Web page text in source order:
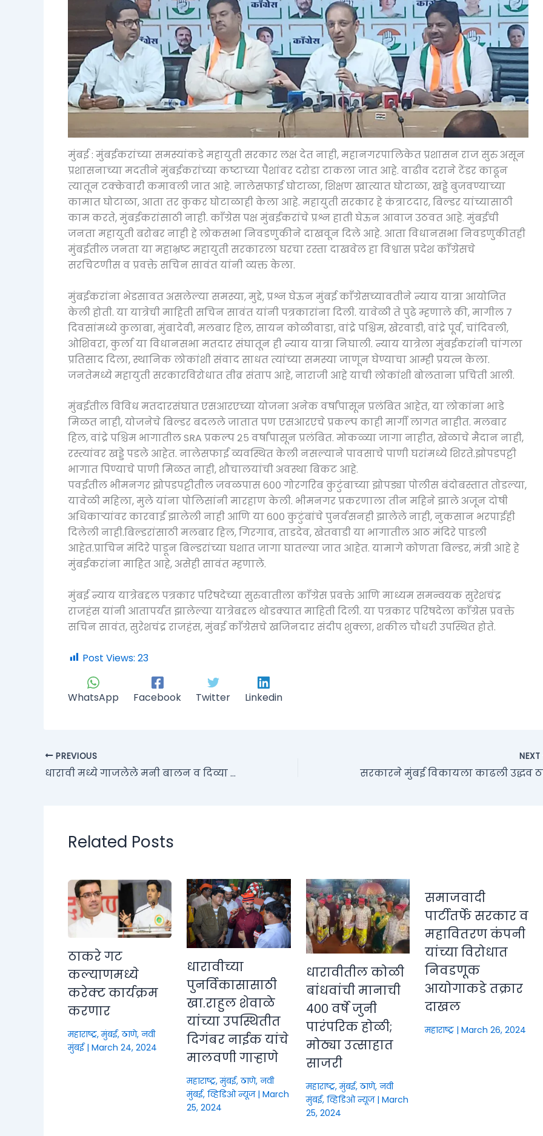
मुंबई : मुंबईकरांच्या समस्यांकडे महायुती सरकार लक्ष देत नाही, महानगरपालिकेत प्रशासन राज सुरु असून
प्रशासनाच्या मदतीने मुंबईकरांच्या कष्टाच्या पैशांवर दरोडा टाकला जात आहे. वाढीव दराने टेंडर काढून
त्यातून टक्केवारी कमावली जात आहे. नालेसफाई घोटाळा, शिक्षण खात्यात घोटाळा, खड्डे बुजवण्याच्या
कामात घोटाळा, आता तर कुकर घोटाळाही केला आहे. महायुती सरकार हे कंत्राटदार, बिल्डर यांच्यासाठी
काम करते, मुंबईकरांसाठी नाही. काँग्रेस पक्ष मुंबईकरांचे प्रश्न हाती घेऊन आवाज उठवत आहे. मुंबईची
जनता महायुती बरोबर नाही हे लोकसभा निवडणुकीने दाखवून दिले आहे. आता विधानसभा निवडणुकीतही
मुंबईतील जनता या महाभ्रष्ट महायुती सरकारला घरचा रस्ता दाखवेल हा विश्वास प्रदेश काँग्रेसचे
सरचिटणीस व प्रवक्ते सचिन सावंत यांनी व्यक्त केला.
मुंबईकरांना भेडसावत असलेल्या समस्या, मुद्दे, प्रश्न घेऊन मुंबई काँग्रेसच्यावतीने न्याय यात्रा आयोजित
केली होती. या यात्रेची माहिती सचिन सावंत यांनी पत्रकारांना दिली. यावेळी ते पुढे म्हणाले की, मागील ७
दिवसांमध्ये कुलाबा, मुंबादेवी, मलबार हिल, सायन कोळीवाडा, वांद्रे पश्चिम, खेरवाडी, वांद्रे पूर्व, चांदिवली,
ओशिवरा, कुर्ला या विधानसभा मतदार संघातून ही न्याय यात्रा निघाली. न्याय यात्रेला मुंबईकरांनी चांगला
प्रतिसाद दिला, स्थानिक लोकांशी संवाद साधत त्यांच्या समस्या जाणून घेण्याचा आम्ही प्रयत्न केला.
जनतेमध्ये महायुती सरकारविरोधात तीव्र संताप आहे, नाराजी आहे याची लोकांशी बोलताना प्रचिती आली.
मुंबईतील विविध मतदारसंघात एसआरएच्या योजना अनेक वर्षांपासून प्रलंबित आहेत, या लोकांना भाडे
मिळत नाही, योजनेचे बिल्डर बदलले जातात पण एसआरएचे प्रकल्प काही मार्गी लागत नाहीत. मलबार
हिल, वांद्रे पश्चिम भागातील SRA प्रकल्प २५ वर्षांपासून प्रलंबित. मोकळ्या जागा नाहीत, खेळाचे मैदान नाही,
रस्त्यांवर खड्डे पडले आहेत. नालेसफाई व्यवस्थित केली नसल्याने पावसाचे पाणी घरांमध्ये शिरते.झोपडपट्टी
भागात पिण्याचे पाणी मिळत नाही, शौचालयांची अवस्था बिकट आहे.
पवईतील भीमनगर झोपडपट्टीतील जवळपास ६०० गोरगरिब कुटुंबाच्या झोपड्या पोलीस बंदोबस्तात तोडल्या,
यावेळी महिला, मुले यांना पोलिसांनी मारहाण केली. भीमनगर प्रकरणाला तीन महिने झाले अजून दोषी
अधिकाऱ्यांवर कारवाई झालेली नाही आणि या ६०० कुटुंबांचे पुनर्वसनही झालेले नाही, नुकसान भरपाईही
दिलेली नाही.बिल्डरांसाठी मलबार हिल, गिरगाव, ताडदेव, खेतवाडी या भागातील आठ मंदिरे पाडली
आहेत.प्राचिन मंदिरे पाडून बिल्डरांच्या घशात जागा घातल्या जात आहेत. यामागे कोणता बिल्डर, मंत्री आहे हे
मुंबईकरांना माहित आहे, असेही सावंत म्हणाले.
मुंबई न्याय यात्रेबद्दल पत्रकार परिषदेच्या सुरुवातीला काँग्रेस प्रवक्ते आणि माध्यम समन्वयक सुरेशचंद्र
राजहंस यांनी आतापर्यंत झालेल्या यात्रेबद्दल थोडक्यात माहिती दिली. या पत्रकार परिषदेला काँग्रेस प्रवक्ते
सचिन सावंत, सुरेशचंद्र राजहंस, मुंबई काँग्रेसचे खजिनदार संदीप शुक्ला, शकील चौधरी उपस्थित होते.
Post Views: 23
WhatsApp Facebook Twitter Linkedin
PREVIOUS
धारावी मध्ये गाजलेले मनी बालन व दिव्या ढोले यांच्या विषयाला मनी बालन यांच्या माफीनाम्यामुळे पूर्ण विराम
NEXT
Related Posts
ठाकरे गट
कल्याणमध्ये
करेक्ट कार्यक्रम
करणार
महाराष्ट्र,मुंबई, ठाणे, नवी
मुंबई| March 24, 2024
धारावीच्या
पुनर्विकासासाठी
खा.राहुल शेवाळे
यांच्या उपस्थितीत
दिगंबर नाईक यांचे
मालवणी गाऱ्हाणे
महाराष्ट्र,मुंबई, ठाणे, नवी
मुंबई,व्हिडिओ न्यूज|March
25, 2024
धारावीतील कोळी
बांधवांची मानाची
४०० वर्षे जुनी
पारंपरिक होळी;
मोठ्या उत्साहात
साजरी
महाराष्ट्र,मुंबई, ठाणे, नवी
मुंबई, व्हिडिओ न्यूज| March
25, 2024
समाजवादी
पार्टीतर्फे सरकार व
महावितरण कंपनी
यांच्या विरोधात
निवडणूक
आयोगाकडे तक्रार
दाखल
महाराष्ट्र| March 26, 2024